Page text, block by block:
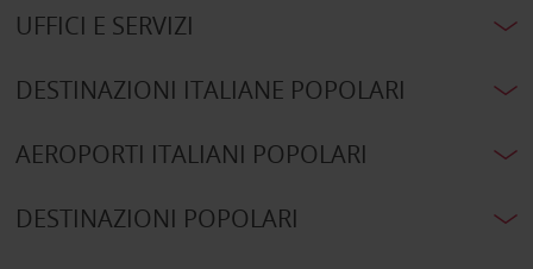
UFFICI E SERVIZI
DESTINAZIONI ITALIANE POPOLARI
AEROPORTI ITALIANI POPOLARI
DESTINAZIONI POPOLARI